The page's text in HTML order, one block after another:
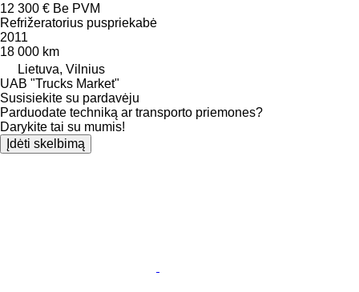
12 300 € Be PVM
Refrižeratorius puspriekabė
2011
18 000 km
Lietuva, Vilnius
UAB "Trucks Market"
Susisiekite su pardavėju
Parduodate techniką ar transporto priemones?
Darykite tai su mumis!
Įdėti skelbimą